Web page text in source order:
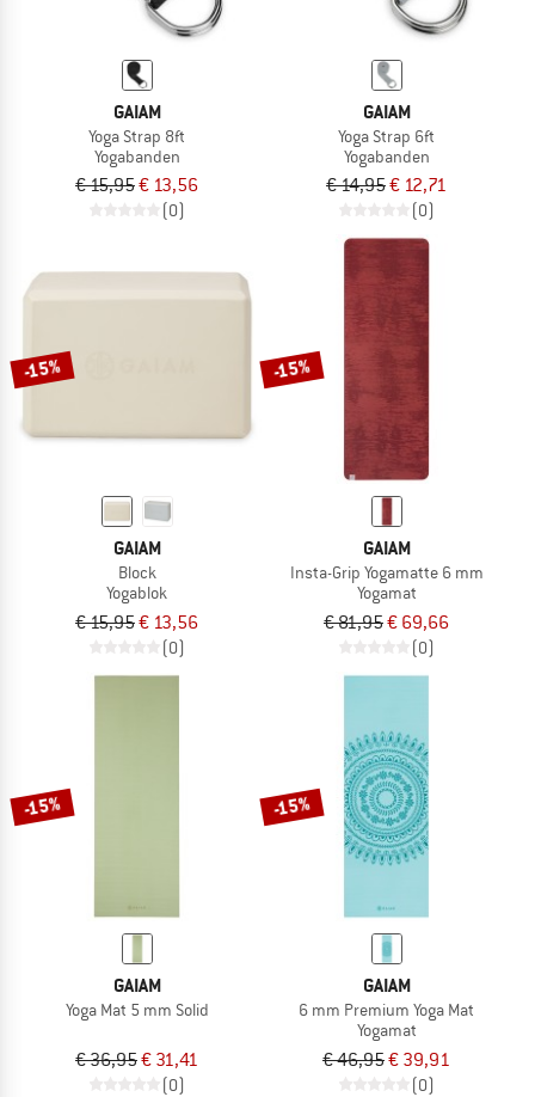
GAIAM
Yoga Strap 8ft
Yogabanden
€ 15,95€ 13,56
(0)
GAIAM
Yoga Strap 6ft
Yogabanden
€ 14,95€ 12,71
(0)
-15%
GAIAM
Block
Yogablok
€ 15,95€ 13,56
(0)
-15%
GAIAM
Insta-Grip Yogamatte 6 mm
Yogamat
€ 81,95€ 69,66
(0)
-15%
GAIAM
Yoga Mat 5 mm Solid
€ 36,95€ 31,41
(0)
-15%
GAIAM
6 mm Premium Yoga Mat
Yogamat
€ 46,95€ 39,91
(0)